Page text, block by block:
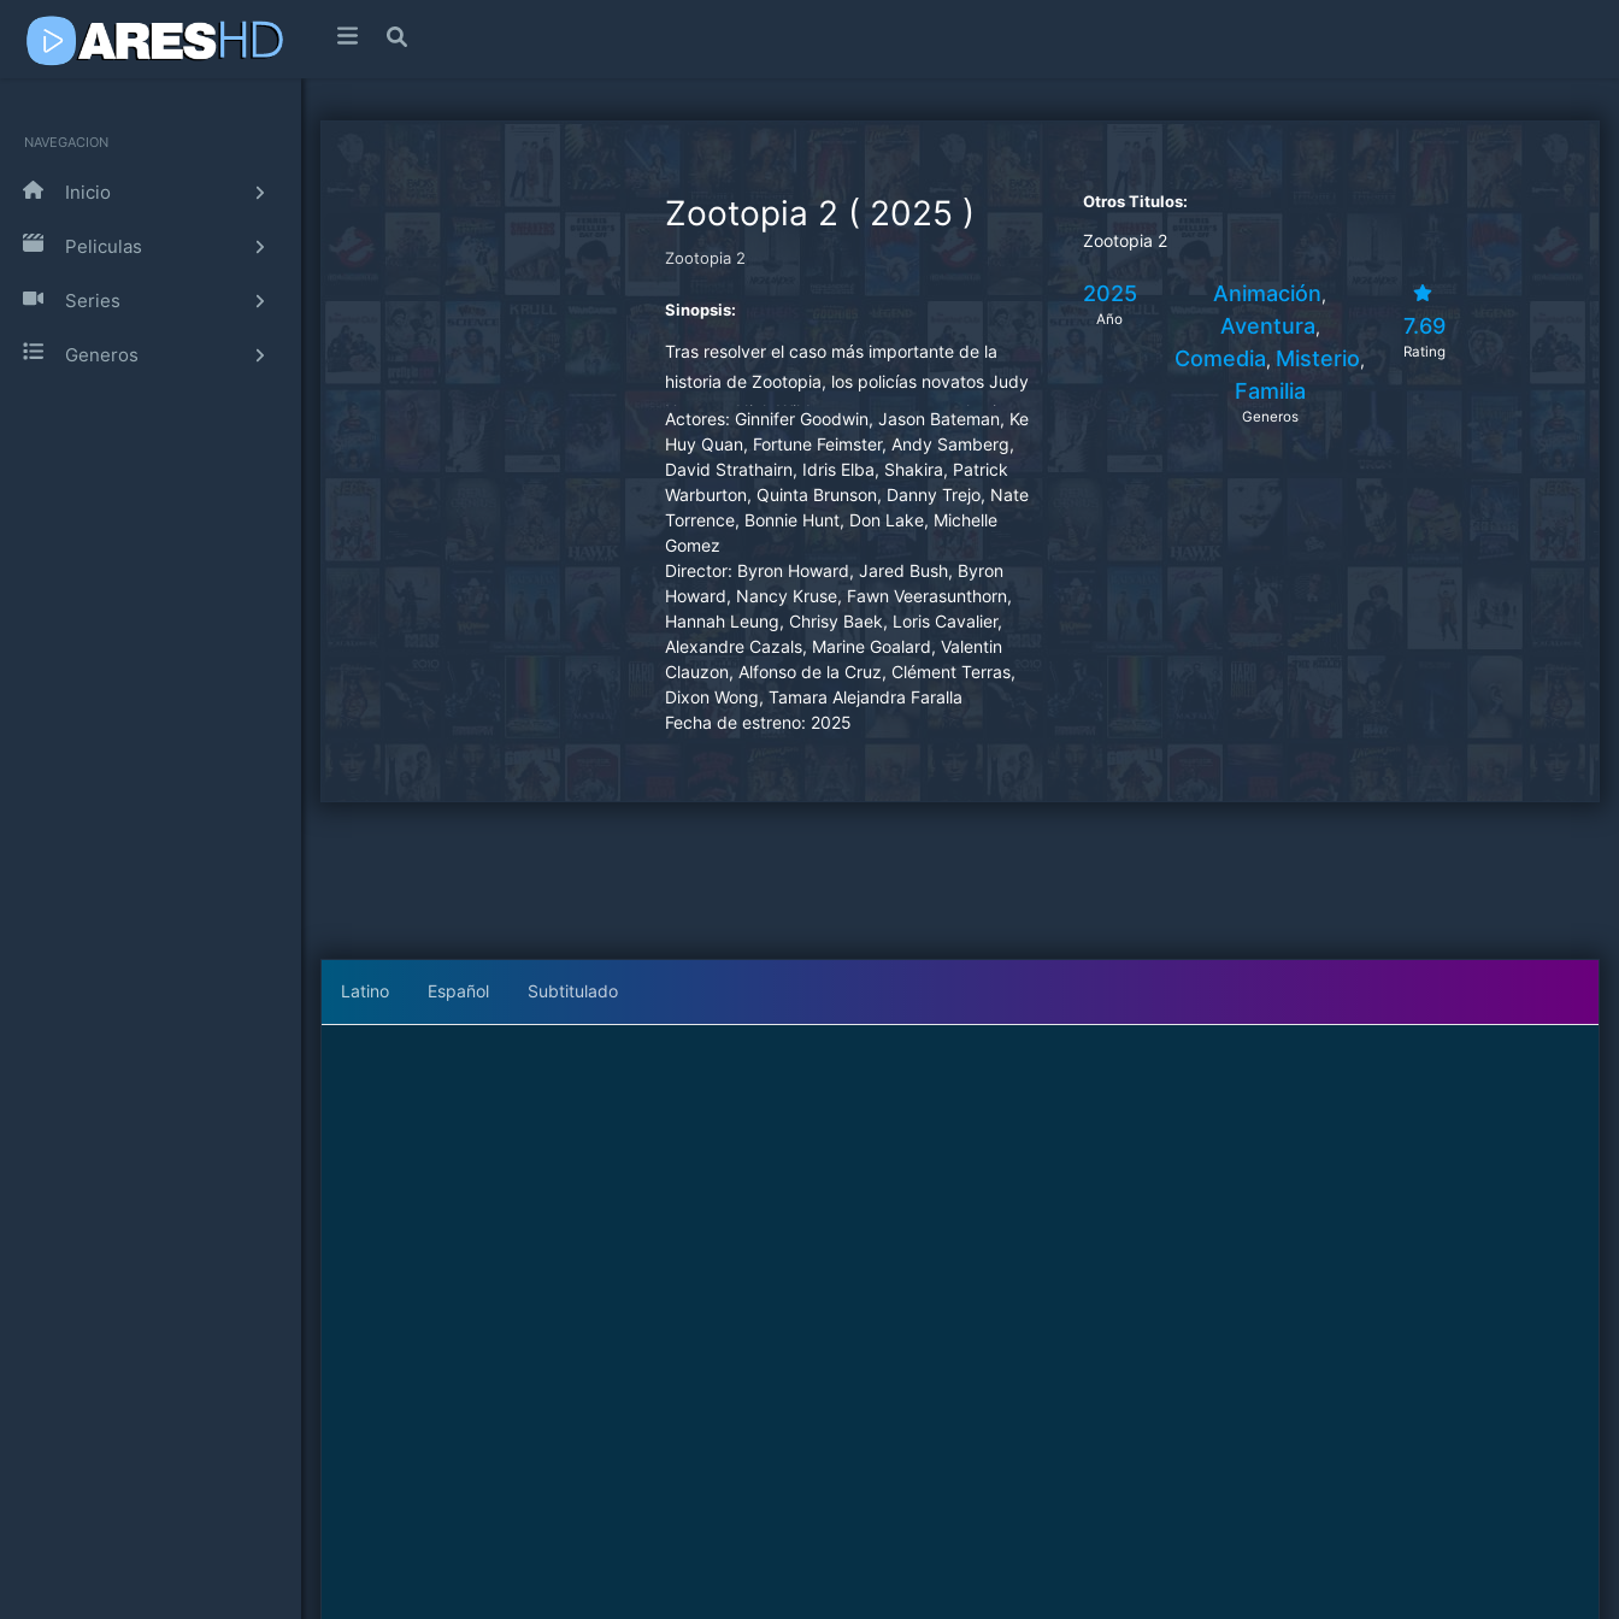
NAVEGACION
Inicio
Peliculas
Series
Generos
Zootopia 2 ( 2025 )
Zootopia 2
Sinopsis:
Tras resolver el caso más importante de la
historia de Zootopia, los policías novatos Judy
Hopps y Nick Wilde se encuentran en la sinuosa
pista de un gran misterio cuando Gary De'Snake
llega y revoluciona la metrópolis animal.
Actores: Ginnifer Goodwin, Jason Bateman, Ke
Huy Quan, Fortune Feimster, Andy Samberg,
David Strathairn, Idris Elba, Shakira, Patrick
Warburton, Quinta Brunson, Danny Trejo, Nate
Torrence, Bonnie Hunt, Don Lake, Michelle
Gomez
Director: Byron Howard, Jared Bush, Byron
Howard, Nancy Kruse, Fawn Veerasunthorn,
Hannah Leung, Chrisy Baek, Loris Cavalier,
Alexandre Cazals, Marine Goalard, Valentin
Clauzon, Alfonso de la Cruz, Clément Terras,
Dixon Wong, Tamara Alejandra Faralla
Fecha de estreno: 2025
Otros Titulos:
Zootopia 2
2025
Año
Animación,
Aventura,
Comedia, Misterio,
Familia
Generos
7.69
Rating
Latino Español Subtitulado